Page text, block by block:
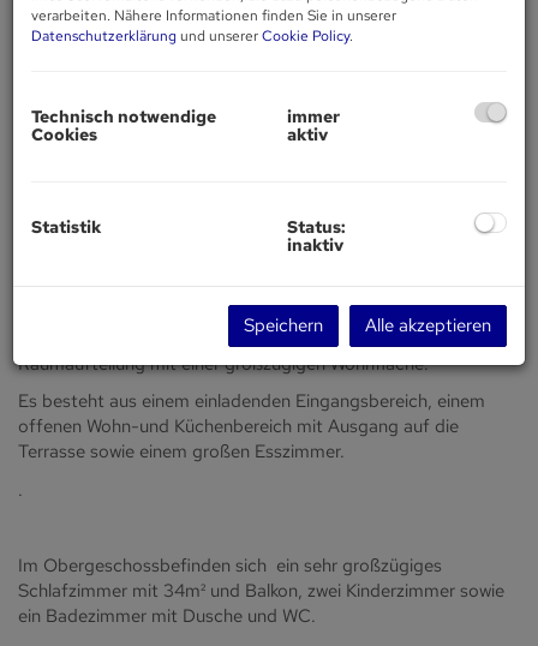
Dieses großzügige Haus bietet eine durchdachte
Raumaufteilung mit einer großzügigen Wohnfläche.
Es besteht aus einem einladenden Eingangsbereich, einem
offenen Wohn-und Küchenbereich mit Ausgang auf die
Terrasse sowie einem großen Esszimmer.
.
Im Obergeschossbefinden sich ein sehr großzügiges
Schlafzimmer mit 34m² und Balkon, zwei Kinderzimmer sowie
ein Badezimmer mit Dusche und WC.
verarbeiten. Nähere Informationen finden Sie in unserer
Datenschutzerklärung und unsererCookie Policy.
Technisch notwendige
Cookies
immer
aktiv
Statistik
Status:
inaktiv
Speichern Alle akzeptieren